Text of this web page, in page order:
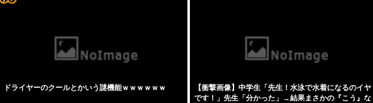
熊本避難所で大工が手伝おうとしたら「勝手な事するな」と行政側に止められた！との証言、...
【愛知】溺れかけた小学生の息子を助けようと…40歳父親が溺れ死亡 家族3人で川遊びに...
【動画】美人女優さん、映画でマンコのビラビラまでめくらせてしまうｗｗｗｗｗｗ
テスラ、26年中に日本の納車拠点を6割増 販売急増による混乱収拾へ
ドライヤーのクールとかいう謎機能ｗｗｗｗｗｗ
【衝撃画像】中学生「先生！水泳で水着になるのイヤ
です！」先生「分かった」→結果まさかの『こう』な